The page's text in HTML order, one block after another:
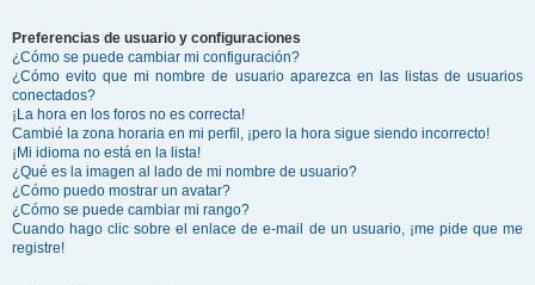
Preferencias de usuario y configuraciones
¿Cómo se puede cambiar mi configuración?
¿Cómo evito que mi nombre de usuario aparezca en las listas de usuarios
conectados?
¡La hora en los foros no es correcta!
Cambié la zona horaria en mi perfil, ¡pero la hora sigue siendo incorrecto!
¡Mi idioma no está en la lista!
¿Qué es la imagen al lado de mi nombre de usuario?
¿Cómo puedo mostrar un avatar?
¿Cómo se puede cambiar mi rango?
Cuando hago clic sobre el enlace de e-mail de un usuario, ¡me pide que me
registre!